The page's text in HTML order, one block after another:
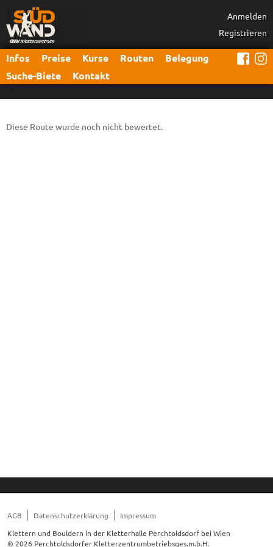
Anmelden
Registrieren
Infos Preise Kurse Routen
Belegung
Suche-Biete
Kontakt
Diese Route wurde noch nicht bewertet.
AGB Datenschutzerklärung
Impressum
Klettern und Bouldern in der Kletterhalle Perchtoldsdorf bei Wien
© 2026 Perchtoldsdorfer Kletterzentrumbetriebsges.m.b.H.